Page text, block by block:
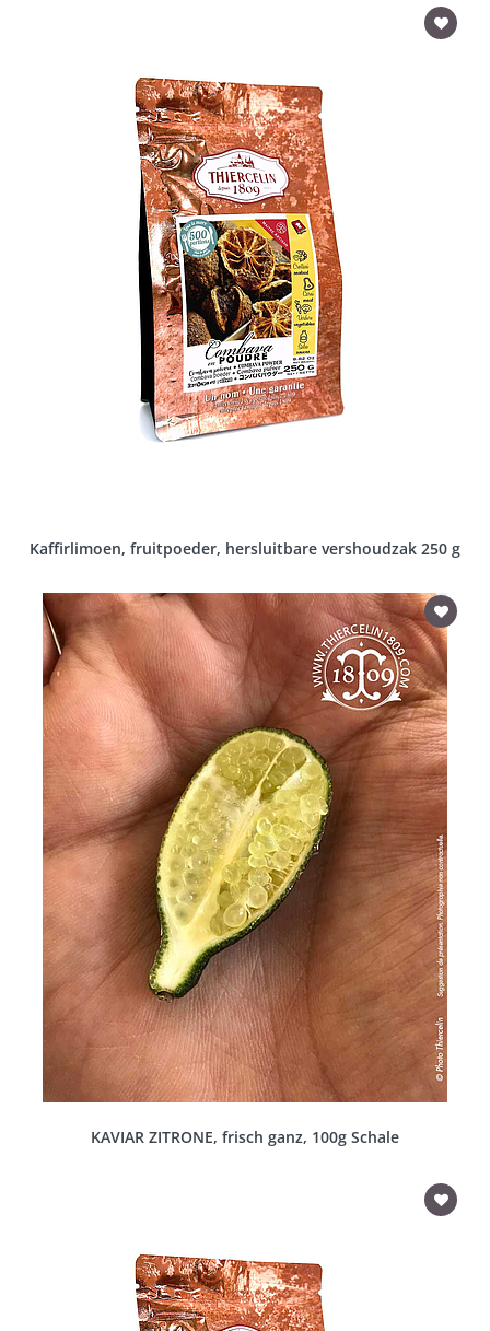
Kaffirlimoen, fruitpoeder, hersluitbare vershoudzak 250 g
KAVIAR ZITRONE, frisch ganz, 100g Schale